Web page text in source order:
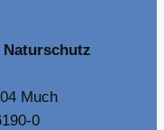
Much
0